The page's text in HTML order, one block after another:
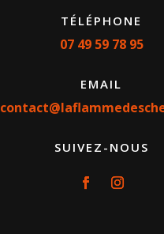
TÉLÉPHONE
07 49 59 78 95
EMAIL
SUIVEZ-NOUS